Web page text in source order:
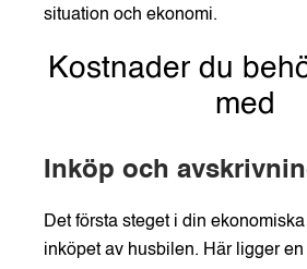
situation och ekonomi.
Kostnader du
med
Inköp och
Det första steget i din
inköpet av husbilen. Här ligger